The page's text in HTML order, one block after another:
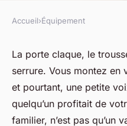
ÉQUIPEMENT
Top 5
systèmes de
Fabien•15/04/2026 13:30•8
Accueil›Équipement
La porte claque, le
serrure. Vous montez en
et pourtant, une petite
quelqu’un profitait de
familier, n’est pas qu’un